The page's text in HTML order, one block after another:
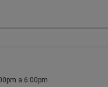
a 6:00pm